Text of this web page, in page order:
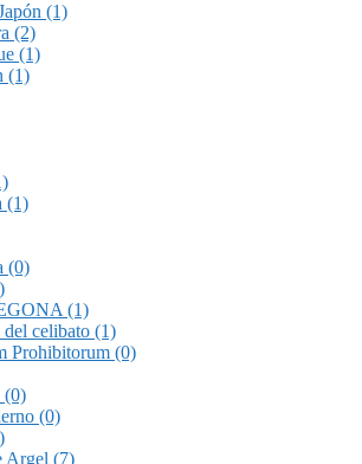
(1)
(2)
(1)
(1)
(1)
(0)
(1)
del celibato (1)
Prohibitorum (0)
(0)
(0)
Argel (7)